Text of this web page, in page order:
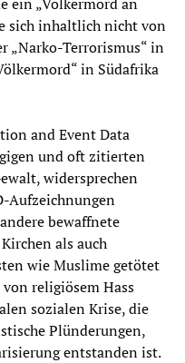
sich inhaltlich nicht von
„Narko-Terrorismus“ in
in Südafrika
and Event Data
und oft zitierten
widersprechen
Aufzeichnungen
bewaffnete
als auch
wie Muslime getötet
religiösem Hass
sozialen Krise, die
Plünderungen,
entstanden ist.